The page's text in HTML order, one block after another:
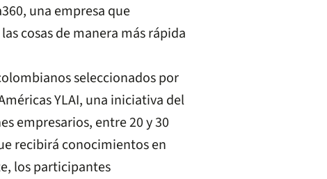
una empresa que
cosas de manera más rápida
seleccionados por
YLAI, una iniciativa del
empresarios, entre 20 y 30
recibirá conocimientos en
los participantes